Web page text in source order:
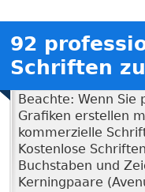
92
Schriften
Beachte: Wenn Sie
Grafiken erstellen
kommerzielle
Kostenlose
Buchstaben und
Kerningpaare